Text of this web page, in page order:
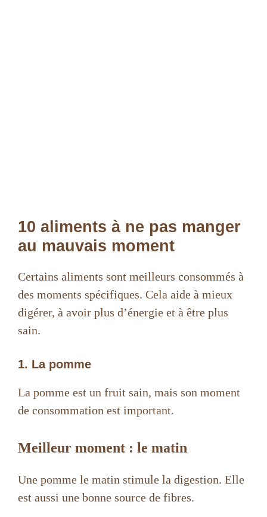
10 aliments à ne pas manger
au mauvais moment
Certains aliments sont meilleurs consommés à
des moments spécifiques. Cela aide à mieux
digérer, à avoir plus d’énergie et à être plus
sain.
1. La pomme
La pomme est un fruit sain, mais son moment
de consommation est important.
Meilleur moment : le matin
Une pomme le matin stimule la digestion. Elle
est aussi une bonne source de fibres.